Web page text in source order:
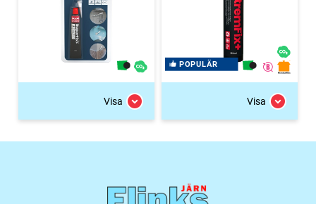
Visa
POPULÄR
Visa